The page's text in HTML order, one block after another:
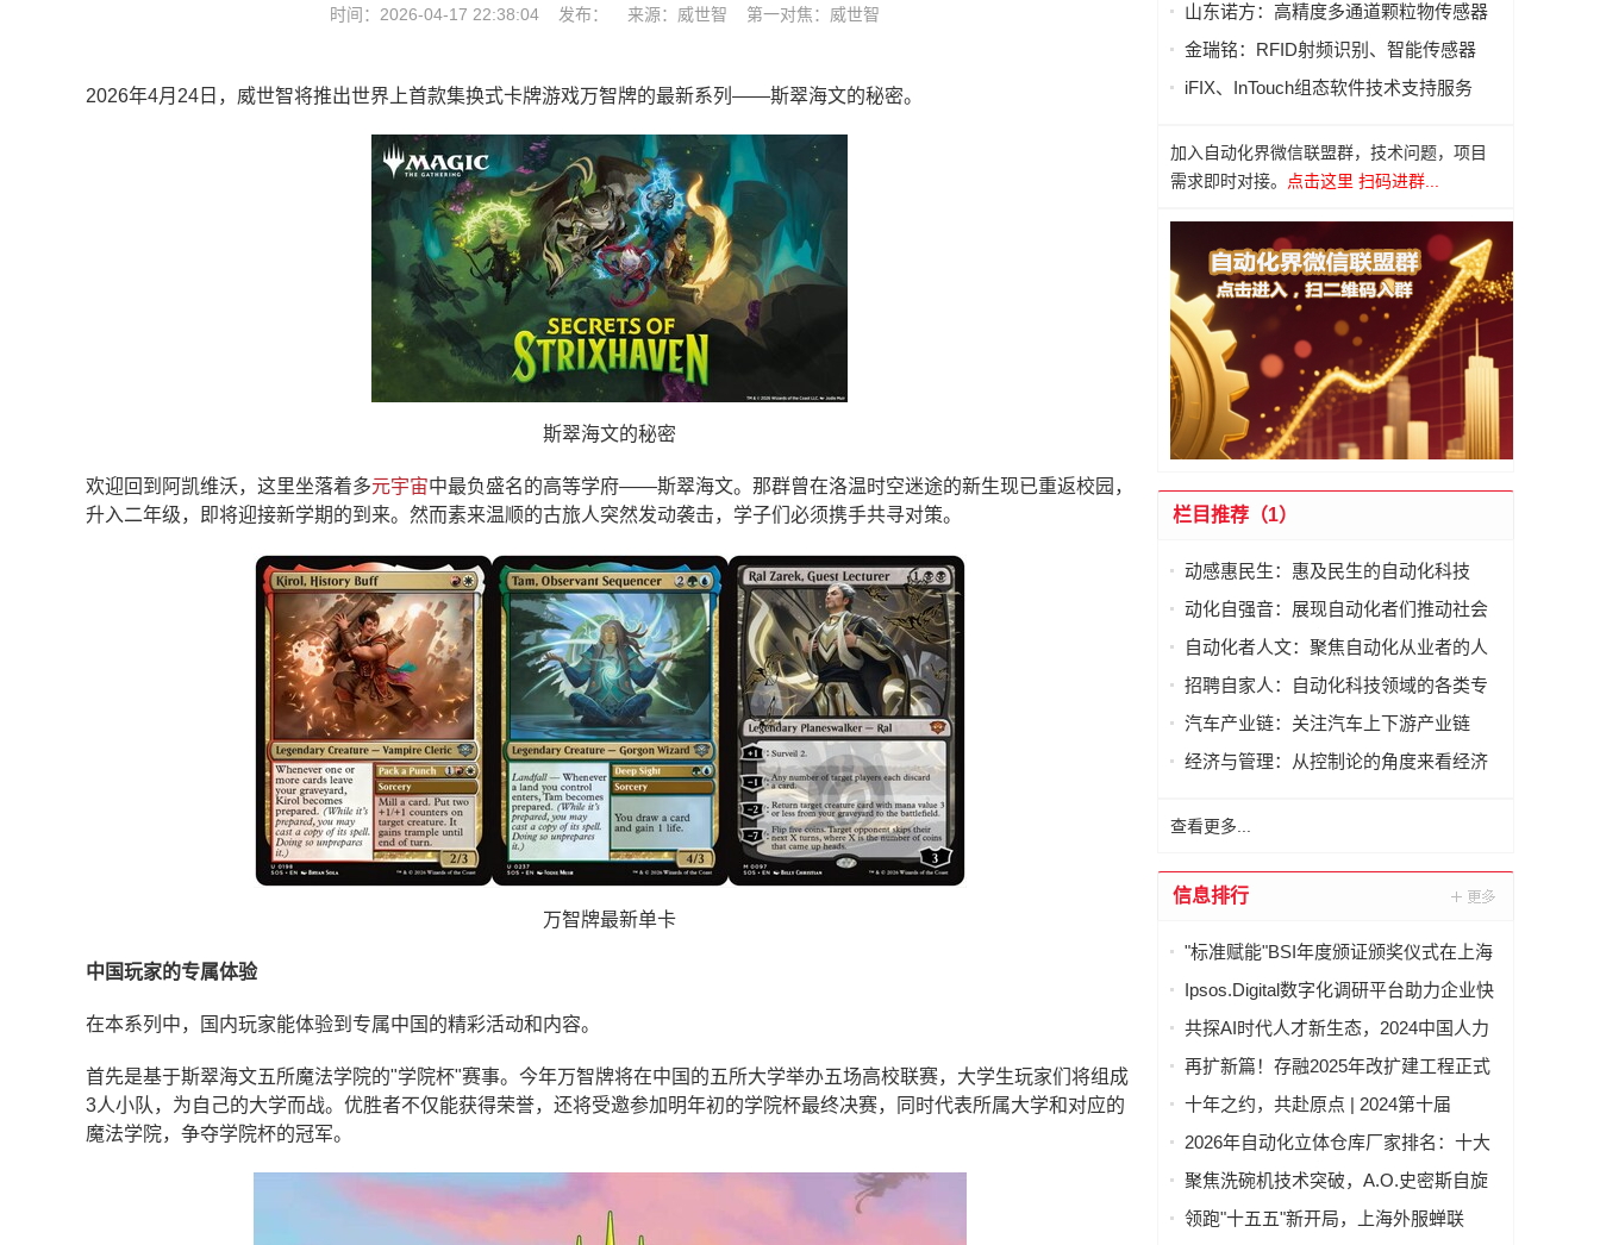
时间：2026-04-17 22:38:04 发布： 来源：威世智 第一对焦： 威世智
2026年4月24日，威世智将推出世界上首款集换式卡牌游戏万智牌的最新系列——斯翠海文的秘密。
斯翠海文的秘密
欢迎回到阿凯维沃，这里坐落着多元宇宙中最负盛名的高等学府——斯翠海文。那群曾在洛温时空迷途的新生现已重返校园，
升入二年级，即将迎接新学期的到来。然而素来温顺的古旅人突然发动袭击，学子们必须携手共寻对策。
万智牌最新单卡
中国玩家的专属体验
在本系列中，国内玩家能体验到专属中国的精彩活动和内容。
首先是基于斯翠海文五所魔法学院的"学院杯"赛事。今年万智牌将在中国的五所大学举办五场高校联赛，大学生玩家们将组成
3人小队，为自己的大学而战。优胜者不仅能获得荣誉，还将受邀参加明年初的学院杯最终决赛，同时代表所属大学和对应的
魔法学院，争夺学院杯的冠军。
山东诺方：高精度多通道颗粒物传感器
金瑞铭：RFID射频识别、智能传感器
iFIX、InTouch组态软件技术支持服务
加入自动化界微信联盟群，技术问题，项目
需求即时对接。
点击这里 扫码进群...
栏目推荐（1）
动感惠民生：惠及民生的自动化科技
动化自强音：展现自动化者们推动社会
进步发出的响亮声音
自动化者人文：聚焦自动化从业者的人
文思考
招聘自家人：自动化科技领域的各类专
家及人才需求资讯
汽车产业链：关注汽车上下游产业链
经济与管理：从控制论的角度来看经济
查看更多...
信息排行
"标准赋能"BSI年度颁证颁奖仪式在上海
举行
Ipsos.Digital数字化调研平台助力企业快
速洞察全球
共探AI时代人才新生态，2024中国人力
资本发展大会成功举办
再扩新篇！存融2025年改扩建工程正式
竣工投产
十年之约，共赴原点 | 2024第十届
GDMS全球数字营销峰会完美收官
2026年自动化立体仓库厂家排名：十大
供应商综合实力盘点与选型指南
聚焦洗碗机技术突破，A.O.史密斯自旋
式洁霸洗碗机引领新潮流
领跑"十五五"新开局，上海外服蝉联